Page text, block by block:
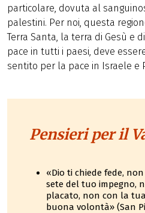
particolare, dovuta al
palestini. Per noi, questa
Terra Santa, la terra di Gesù e
pace in tutti i paesi, deve
sentito per la pace in Israele e
Pensieri per il
«Dio ti chiede fede,
sete del tuo impegno,
placato, non con la
buona volontà» (San